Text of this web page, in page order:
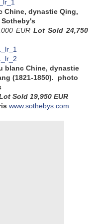
Chine, dynastie Qing,
EUR Lot Sold 24,750
blanc Chine, dynastie
(1821-1850). photo
Sold 19,950 EUR
www.sothebys.com